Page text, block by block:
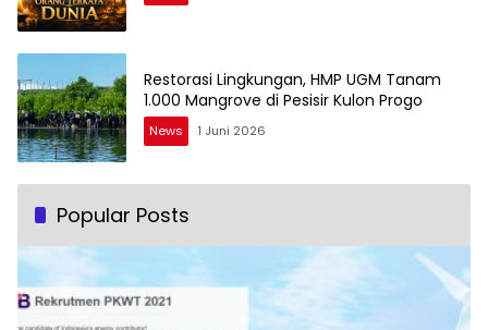
Restorasi Lingkungan, HMP UGM Tanam
1.000 Mangrove di Pesisir Kulon Progo
News 1 Juni 2026
Popular Posts